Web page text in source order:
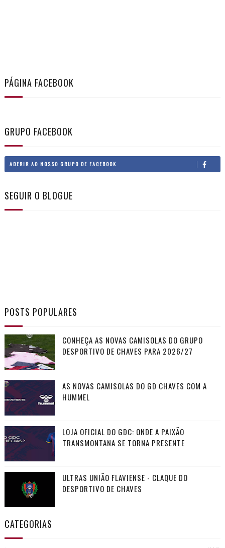
PÁGINA FACEBOOK
GRUPO FACEBOOK
ADERIR AO NOSSO GRUPO DE FACEBOOK
SEGUIR O BLOGUE
POSTS POPULARES
CONHEÇA AS NOVAS CAMISOLAS DO GRUPO
DESPORTIVO DE CHAVES PARA 2026/27
AS NOVAS CAMISOLAS DO GD CHAVES COM A
HUMMEL
LOJA OFICIAL DO GDC: ONDE A PAIXÃO
TRANSMONTANA SE TORNA PRESENTE
ULTRAS UNIÃO FLAVIENSE - CLAQUE DO
DESPORTIVO DE CHAVES
CATEGORIAS